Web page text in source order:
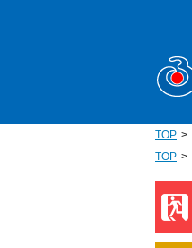
移
TOP
TOP